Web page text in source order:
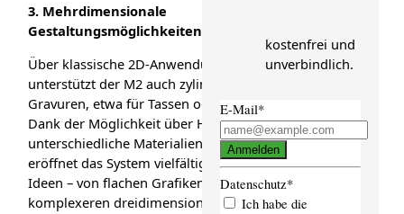
3. Mehrdimensionale
Gestaltungsmöglichkeiten
Über klassische 2D-Anwendungen hinaus
unterstützt der M2 auch zylindrische
Gravuren, etwa für Tassen oder Becher.
Dank der Möglichkeit über Hundert
unterschiedliche Materialien zu verarbeiten,
eröffnet das System vielfältige kreative
Ideen – von flachen Grafiken bis hin zu
komplexeren dreidimensionalen Projekten.
kostenfrei und
unverbindlich.
E-Mail*
Anmelden
Datenschutz*
Ich habe die